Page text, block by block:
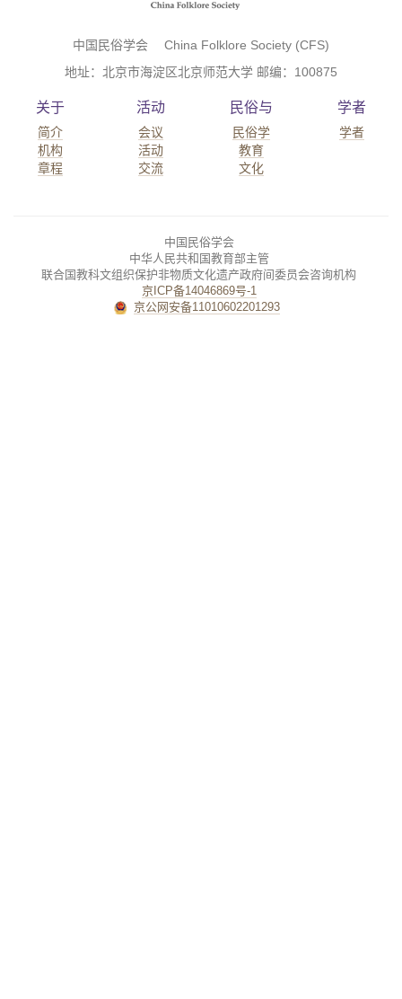
中国民俗学会 China Folklore Society (CFS)
地址：北京市海淀区北京师范大学 邮编：100875
关于
简介
机构
章程
活动
会议
活动
交流
民俗与
民俗学
教育
文化
学者
学者
中国民俗学会
中华人民共和国教育部主管
联合国教科文组织保护非物质文化遗产政府间委员会咨询机构
京ICP备14046869号-1
京公网安备11010602201293